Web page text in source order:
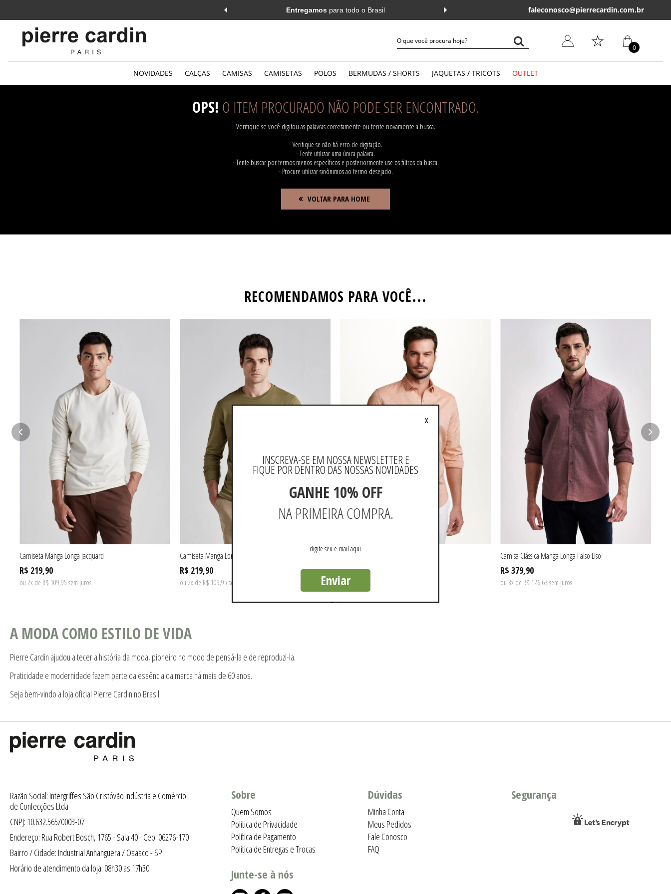
Entregamos para todo o Brasil Primeira troca grátis*em até 30 dias
faleconosco@pierrecardin.com.br
0
NOVIDADES CALÇAS
JEANS
CAMISAS
WORK
CAMISETAS
MANGA CURTA
POLOS
MANGA LONGA
BERMUDAS / SHORTS JAQUETAS / TRICOTS OUTLET
OPS! O ITEM PROCURADO NÃO PODE SER ENCONTRADO.
Verifique se você digitou as palavras corretamente ou tente novamente a busca.
- Verifique se não há erro de digitação.
- Tente utilizar uma única palavra.
- Tente buscar por termos menos específicos e posteriormente use os filtros da busca.
- Procure utilizar sinônimos ao termo desejado.
VOLTAR PARA HOME
RECOMENDAMOS PARA VOCÊ...
Camiseta Manga Longa Jacquard
R$ 219,90
ou 2x de R$ 109,95 sem juros
Camiseta Manga Longa Jacquard
R$ 219,90
ou 2x de R$ 109,95 sem juros
Camisa Casual Manga Longa Lisa
R$ 459,90
ou 4x de R$ 114,97 sem juros
Camisa Clássica Manga Longa Falso Liso
R$ 379,90
ou 3x de R$ 126,63 sem juros
A MODA COMO ESTILO DE VIDA
Pierre Cardin ajudou a tecer a história da moda, pioneiro no modo de pensá-la e de reproduzi-la.
Praticidade e modernidade fazem parte da essência da marca há mais de 60 anos.
Seja bem-vindo a loja oficial Pierre Cardin no Brasil.
Razão Social: Intergriffes São Cristóvão Indústria e Comércio
de Confecções Ltda
CNPJ: 10.632.565/0003-07
Endereço: Rua Robert Bosch, 1765 - Sala 40 - Cep: 06276-170
Bairro / Cidade: Industrial Anhanguera / Osasco - SP
Horário de atendimento da loja: 08h30 as 17h30
Sobre
Quem Somos
Política de Privacidade
Política de Pagamento
Política de Entregas e Trocas
Junte-se à nós
Dúvidas
Minha Conta
Meus Pedidos
Fale Conosco
FAQ
Segurança
INSCREVA-SE EM NOSSA NEWSLETTER E
FIQUE POR DENTRO DAS NOSSAS NOVIDADES
GANHE 10% OFF
NA PRIMEIRA COMPRA.
Enviar
X